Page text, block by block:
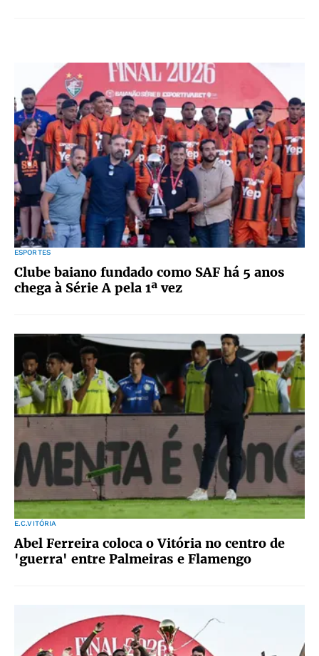
ESPORTES
Clube baiano fundado como SAF há 5 anos
chega à Série A pela 1ª vez
E.C.VITÓRIA
Abel Ferreira coloca o Vitória no centro de
'guerra' entre Palmeiras e Flamengo